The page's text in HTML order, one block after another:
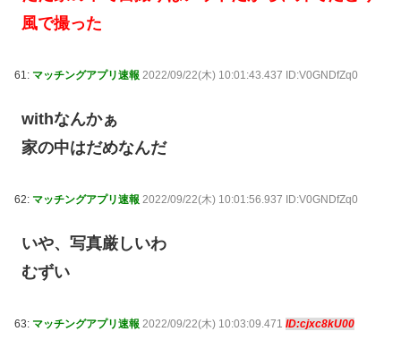
風で撮った
61: マッチングアプリ速報 2022/09/22(木) 10:01:43.437 ID:V0GNDfZq0
withなんかぁ
家の中はだめなんだ
62: マッチングアプリ速報 2022/09/22(木) 10:01:56.937 ID:V0GNDfZq0
いや、写真厳しいわ
むずい
63: マッチングアプリ速報 2022/09/22(木) 10:03:09.471 ID:cjxc8kU00